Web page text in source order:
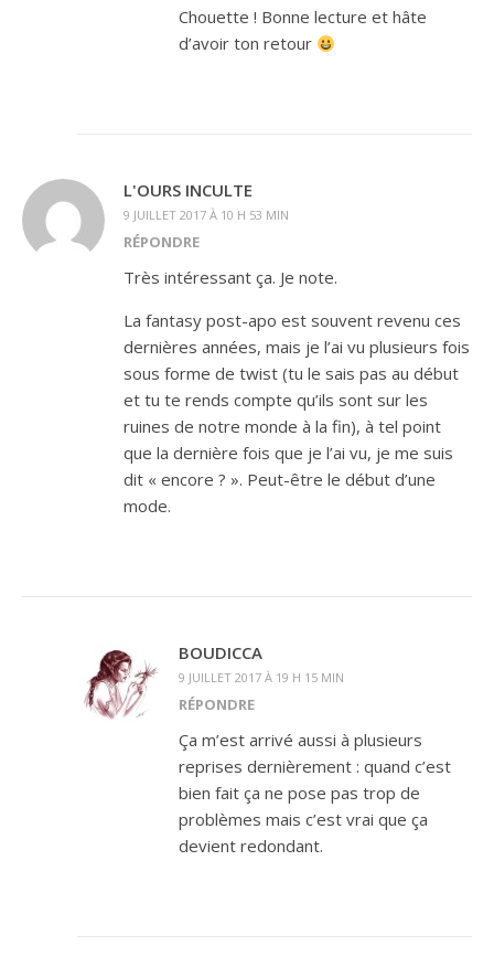
Chouette ! Bonne lecture et hâte
d’avoir ton retour
L'OURS INCULTE
9 JUILLET 2017 À 10 H 53 MIN
RÉPONDRE
Très intéressant ça. Je note.
La fantasy post-apo est souvent revenu ces
dernières années, mais je l’ai vu plusieurs fois
sous forme de twist (tu le sais pas au début
et tu te rends compte qu’ils sont sur les
ruines de notre monde à la fin), à tel point
que la dernière fois que je l’ai vu, je me suis
dit « encore ? ». Peut-être le début d’une
mode.
BOUDICCA
9 JUILLET 2017 À 19 H 15 MIN
RÉPONDRE
Ça m’est arrivé aussi à plusieurs
reprises dernièrement : quand c’est
bien fait ça ne pose pas trop de
problèmes mais c’est vrai que ça
devient redondant.